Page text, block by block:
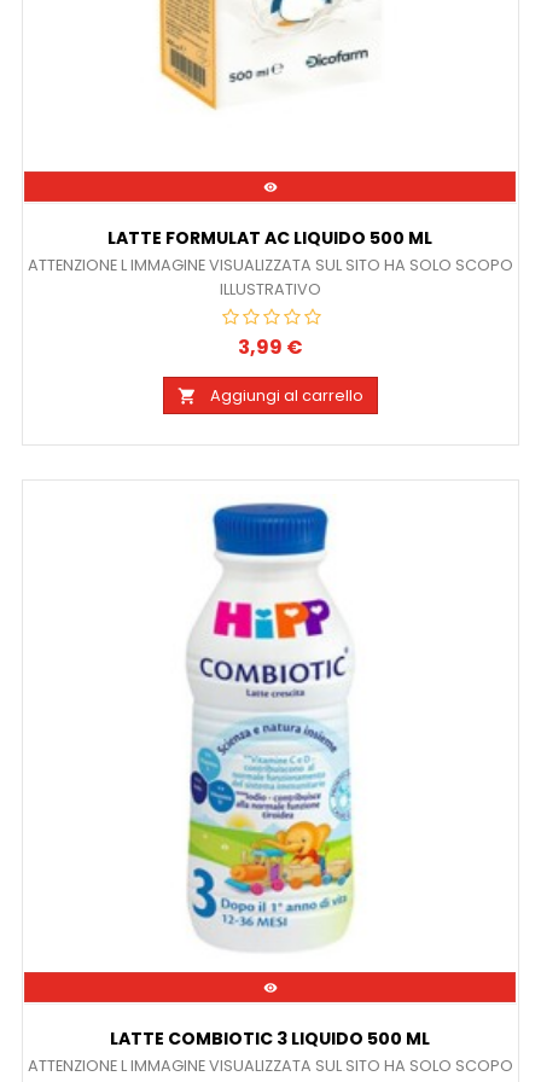

LATTE FORMULAT AC LIQUIDO 500 ML
ATTENZIONE L IMMAGINE VISUALIZZATA SUL SITO HA SOLO SCOPO
ILLUSTRATIVO
Prezzo
3,99 €
 Aggiungi al carrello

LATTE COMBIOTIC 3 LIQUIDO 500 ML
ATTENZIONE L IMMAGINE VISUALIZZATA SUL SITO HA SOLO SCOPO